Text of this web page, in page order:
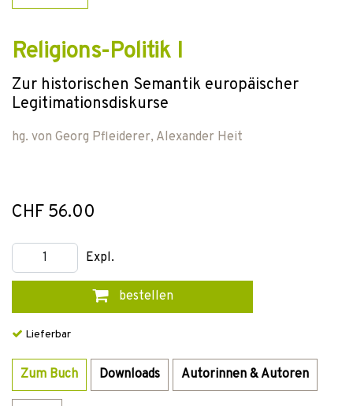
Religions-Politik I
Zur historischen Semantik europäischer
Legitimationsdiskurse
hg. von Georg Pfleiderer, Alexander Heit
CHF 56.00
Expl.
bestellen
Lieferbar
Zum Buch Downloads Autorinnen & Autoren